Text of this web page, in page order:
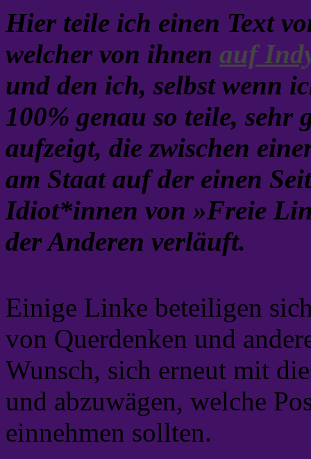
Hier teile ich einen Text
welcher von ihnen auf
und den ich, selbst wenn
100% genau so teile, sehr
aufzeigt, die zwischen
am Staat auf der einen
Idiot*innen von »Freie
der Anderen verläuft.
Einige Linke beteiligen
von Querdenken und
Wunsch, sich erneut mit
und abzuwägen, welche
einnehmen sollten.